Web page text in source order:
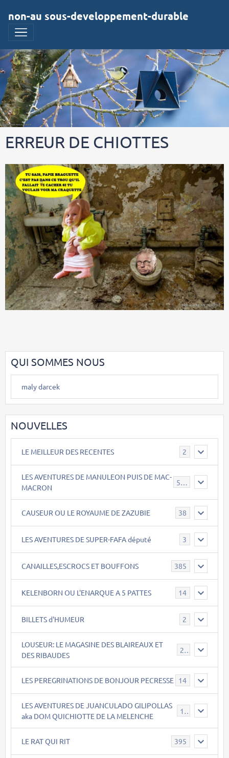
non-au sous-developpement-durable
ERREUR DE CHIOTTES
QUI SOMMES NOUS
maly darcek
NOUVELLES
LE MEILLEUR DES RECENTES 2
LES AVENTURES DE MANULEON PUIS DE MAC-
MACRON
543
CAUSEUR OU LE ROYAUME DE ZAZUBIE 38
LES AVENTURES DE SUPER-FAFA député 3
CANAILLES,ESCROCS ET BOUFFONS 385
KELENBORN OU L'ENARQUE A 5 PATTES 14
BILLETS d'HUMEUR 2
LOUSEUR: LE MAGASINE DES BLAIREAUX ET
DES RIBAUDES
21
LES PEREGRINATIONS DE BONJOUR PECRESSE 14
LES AVENTURES DE JUANCULADO GILIPOLLAS
aka DOM QUICHIOTTE DE LA MELENCHE
119
LE RAT QUI RIT 395